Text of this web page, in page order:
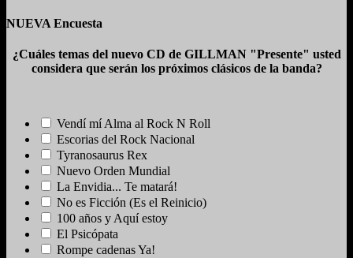
NUEVA Encuesta
¿Cuáles temas del nuevo CD de GILLMAN "Presente" usted
considera que serán los próximos clásicos de la banda?
Vendí mí Alma al Rock N Roll
Escorias del Rock Nacional
Tyranosaurus Rex
Nuevo Orden Mundial
La Envidia... Te matará!
No es Ficción (Es el Reinicio)
100 años y Aquí estoy
El Psicópata
Rompe cadenas Ya!